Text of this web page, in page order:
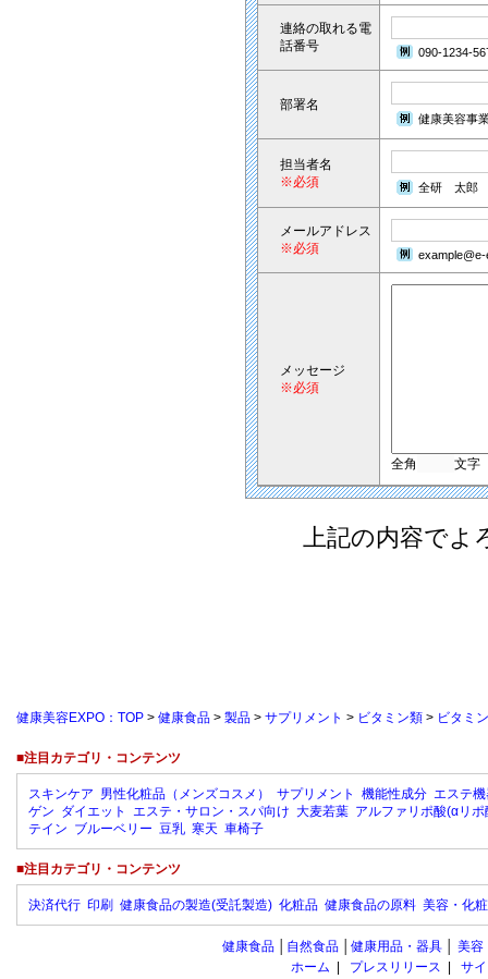
連絡の取れる電
話番号
090-1234-
部署名
健康美容事
担当者名
※必須
全研 太郎
メールアドレス
※必須
メッセージ
※必須
全角 文字
上記の内容でよ
健康美容EXPO：TOP > 健康食品 > 製品 > サプリメント > ビタミン類 > ビタミ
■注目カテゴリ・コンテンツ
スキンケア 男性化粧品（メンズコスメ） サプリメント 機能性成分 エステ
ゲン ダイエット エステ・サロン・スパ向け 大麦若葉 アルファリポ酸(αリポ
テイン ブルーベリー 豆乳 寒天 車椅子
■注目カテゴリ・コンテンツ
決済代行 印刷 健康食品の製造(受託製造) 化粧品 健康食品の原料 美容・化
健康食品 自然食品 健康用品・器具 美容
ホーム
プレスリリース
サ